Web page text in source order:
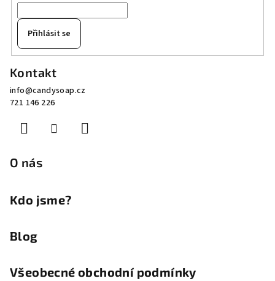
Přihlásit se
Kontakt
info@candysoap.cz
721 146 226
O nás
Kdo jsme?
Blog
Všeobecné obchodní podmínky